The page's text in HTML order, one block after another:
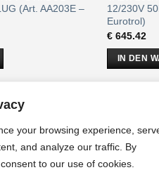
your browsing experience,
and analyze our traffic. By
to our use of cookies.
(Art. AA203E –
12/230V
Eurotrol)
€ 645.42
IN DEN
AGB